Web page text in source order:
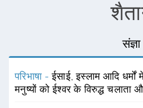
संज्ञा
परिभाषा -ईसाई, इस्लाम आदि
मनुष्यों को ईश्वर के विरुद्ध चलाता